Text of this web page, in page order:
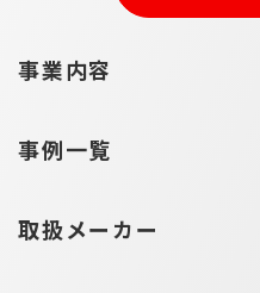
事業内容
事例一覧
取扱メーカー